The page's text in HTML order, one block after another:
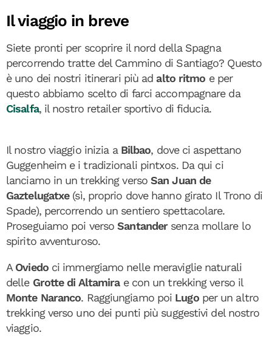
Il viaggio in breve
Siete pronti per scoprire il nord della Spagna
percorrendo tratte del Cammino di Santiago? Questo
è uno dei nostri itinerari più ad alto ritmo e per
questo abbiamo scelto di farci accompagnare da
Cisalfa, il nostro retailer sportivo di fiducia.
Il nostro viaggio inizia a Bilbao, dove ci aspettano
Guggenheim e i tradizionali pintxos. Da qui ci
lanciamo in un trekking versoSan Juan de
Gaztelugatxe (sì, proprio dove hanno girato Il Trono di
Spade), percorrendo un sentiero spettacolare.
Proseguiamo poi versoSantandersenza mollare lo
spirito avventuroso.
A Oviedoci immergiamo nelle meraviglie naturali
delle Grotte di Altamirae con un trekking verso il
Monte Naranco. Raggiungiamo poi Lugoper un altro
trekking verso uno dei punti più suggestivi del nostro
viaggio.